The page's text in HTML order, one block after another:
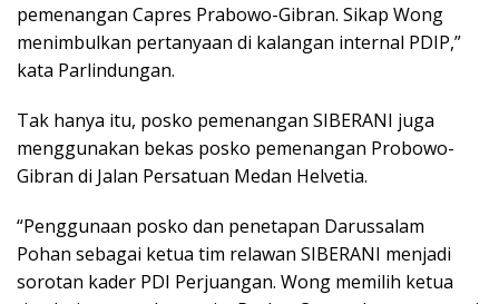
pemenangan Capres Prabowo-Gibran. Sikap Wong
menimbulkan pertanyaan di kalangan internal PDIP,”
kata Parlindungan.
Tak hanya itu, posko pemenangan SIBERANI juga
menggunakan bekas posko pemenangan Probowo-
Gibran di Jalan Persatuan Medan Helvetia.
“Penggunaan posko dan penetapan Darussalam
Pohan sebagai ketua tim relawan SIBERANI menjadi
sorotan kader PDI Perjuangan. Wong memilih ketua